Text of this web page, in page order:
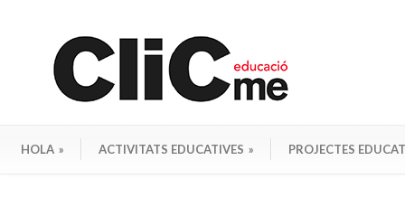
HOLA » ACTIVITATS EDUCATIVES » PROJECTES